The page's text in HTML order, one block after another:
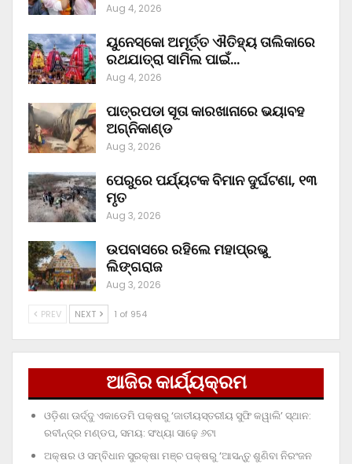
Aug 4, 2026
ୟୁନେସ୍କୋ ଅମୂର୍ତ୍ତ ଐତିହ୍ୟ ତାଲିକାରେ
ରଥଯାତ୍ରା ସାମିଲ ପାଇଁ…
Aug 4, 2026
ପାତ୍ରପଡା ସୂତା କାରଖାନାରେ ଭୟାବହ
ଅଗ୍ନିକାଣ୍ଡ
Aug 3, 2026
ପେରୁରେ ପର୍ଯ୍ୟଟକ ବିମାନ ଦୁର୍ଘଟଣା, ୧୩
ମୃତ
Aug 3, 2026
ଉପବାସରେ ରହିଲେ ମହାପ୍ରଭୁ
ଲିଙ୍ଗରାଜ
Aug 3, 2026
PREV NEXT 1 of 954
ଆଜିର କାର୍ଯ୍ୟକ୍ରମ
ଓଡ଼ିଶା ଊର୍ଦ୍ଦୁ ଏକାଡେମି ପକ୍ଷରୁ ‘ଜାତୀୟସ୍ତରୀୟ ସୁଫି କୱାଲି’ ସ୍ଥାନ:
ରବୀନ୍ଦ୍ର ମଣ୍ଡପ, ସମୟ: ସଂଧ୍ୟା ସାଢ଼େ ୬ଟା
ଅକ୍ଷର ଓ ସମ୍ବିଧାନ ସୁରକ୍ଷା ମଞ୍ଚ ପକ୍ଷରୁ ‘ଆସନ୍ତୁ ଶୁଣିବା ନିରଂଜନ